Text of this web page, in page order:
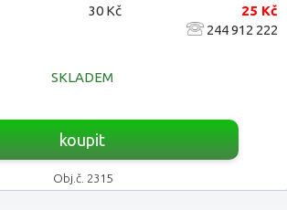
30 Kč
25 Kč
244 912 222
SKLADEM
koupit
Obj.č. 2315